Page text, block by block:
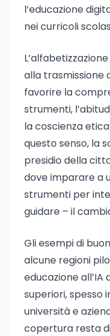
l’educazione
nei curricoli
alla trasmissione
favorire la
strumenti,
la coscienza
questo senso, la
presidio della
dove imparare a
strumenti per
guidare – il
Gli esempi di
alcune regioni
educazione
superiori, spesso
università e
copertura resta